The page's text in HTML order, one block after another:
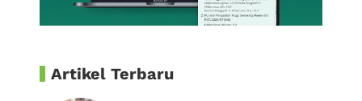
Artikel Terbaru